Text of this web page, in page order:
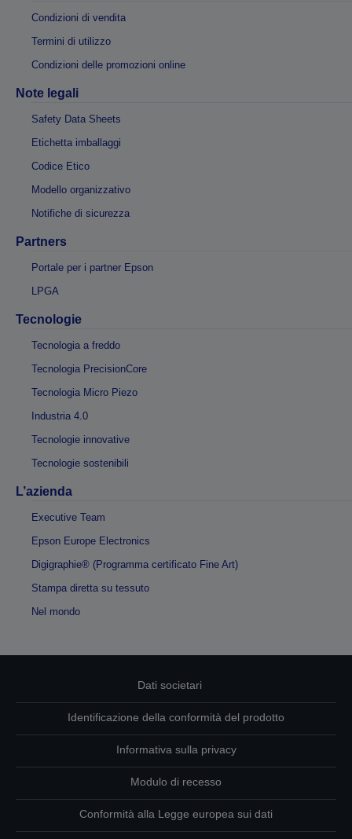
Condizioni di vendita
Termini di utilizzo
Condizioni delle promozioni online
Note legali
Safety Data Sheets
Etichetta imballaggi
Codice Etico
Modello organizzativo
Notifiche di sicurezza
Partners
Portale per i partner Epson
LPGA
Tecnologie
Tecnologia a freddo
Tecnologia PrecisionCore
Tecnologia Micro Piezo
Industria 4.0
Tecnologie innovative
Tecnologie sostenibili
L’azienda
Executive Team
Epson Europe Electronics
Digigraphie® (Programma certificato Fine Art)
Stampa diretta su tessuto
Nel mondo
Dati societari
Identificazione della conformità del prodotto
Informativa sulla privacy
Modulo di recesso
Conformità alla Legge europea sui dati